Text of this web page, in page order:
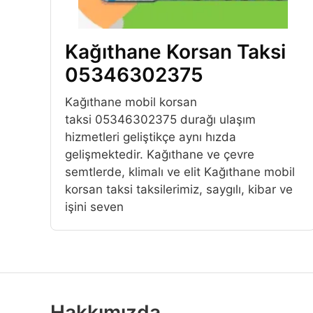
Kağıthane Korsan Taksi
05346302375
Kağıthane mobil korsan
taksi 05346302375 durağı ulaşım
hizmetleri geliştikçe aynı hızda
gelişmektedir. Kağıthane ve çevre
semtlerde, klimalı ve elit Kağıthane mobil
korsan taksi taksilerimiz, saygılı, kibar ve
işini seven